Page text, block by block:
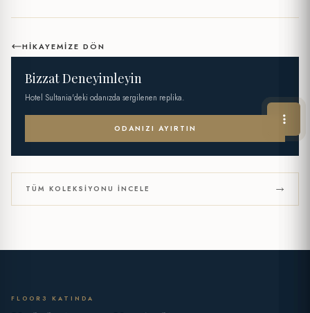
HIKAYEMIZE DÖN
Bizzat Deneyimleyin
Hotel Sultania'deki odanızda sergilenen replika.
ODANIZI AYIRTIN
TÜM KOLEKSIYONU İNCELE
FLOOR3 KATINDA